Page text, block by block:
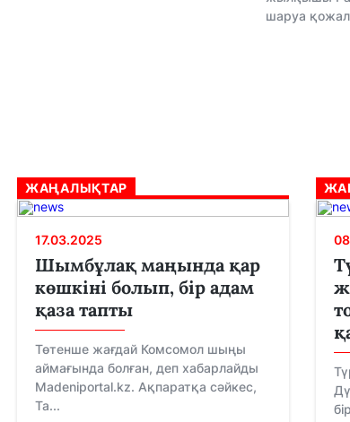
шаруа
ЖАҢАЛЫҚТАР
17.03.2025
Шымбұлақ маңында қар
көшкіні болып, бір адам
қаза тапты
Төтенше жағдай Комсомол шыңы
аймағында болған, деп хабарлайды
Madeniportal.kz. Ақпаратқа сәйкес,
Та...